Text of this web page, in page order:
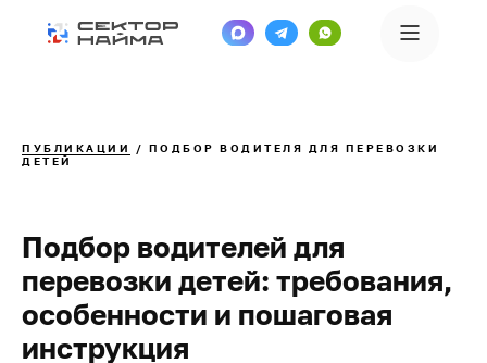
ПУБЛИКАЦИИ
/ ПОДБОР ВОДИТЕЛЯ ДЛЯ ПЕРЕВОЗКИ
ДЕТЕЙ
Подбор водителей для
перевозки детей: требования,
особенности и пошаговая
инструкция